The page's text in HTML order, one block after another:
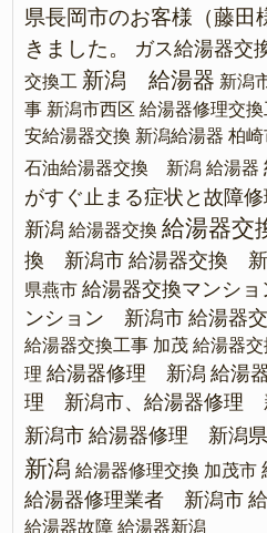
県長岡市のお客様（藤田
きました。
ガス給湯器交
交換工 新潟 給湯器 新潟
事 新潟市西区 給湯器修理交
安給湯器交換 新潟給湯器 柏
石油給湯器交換 新潟 給湯器
がすぐ止まる症状と故障
新潟 給湯器交換 給湯器
換 新潟市 給湯器交換
県燕市 給湯器交換マンシ
ンション 新潟市 給湯器
給湯器交換工事 加茂 給湯器
理 給湯器修理 新潟 給湯
理 新潟市、給湯器修理
新潟市 給湯器修理 新潟県
新潟 給湯器修理交換 加茂市
給湯器修理業者 新潟市
給湯器故障 給湯器新潟